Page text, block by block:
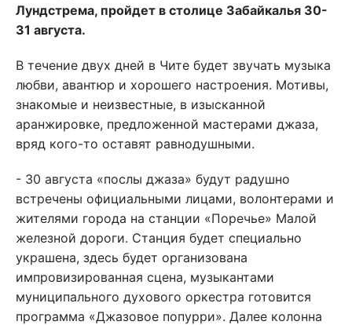
Лундстрема, пройдет в столице Забайкалья 30-
31 августа.
В течение двух дней в Чите будет звучать музыка
любви, авантюр и хорошего настроения. Мотивы,
знакомые и неизвестные, в изысканной
аранжировке, предложенной мастерами джаза,
вряд кого-то оставят равнодушными.
- 30 августа «послы джаза» будут радушно
встречены официальными лицами, волонтерами и
жителями города на станции «Поречье» Малой
железной дороги. Станция будет специально
украшена, здесь будет организована
импровизированная сцена, музыкантами
муниципального духового оркестра готовится
программа «Джазовое попурри». Далее колонна